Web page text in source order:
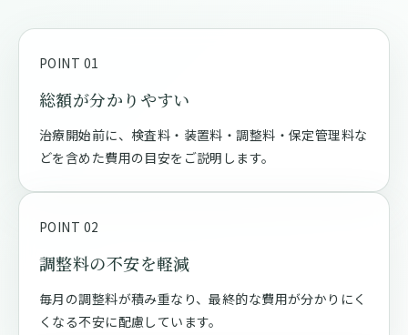
POINT 01
総額が分かりやすい
治療開始前に、検査料・装置料・調整料・保定管理料な
どを含めた費用の目安をご説明します。
POINT 02
調整料の不安を軽減
毎月の調整料が積み重なり、最終的な費用が分かりにく
くなる不安に配慮しています。